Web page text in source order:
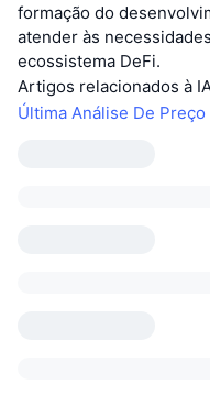
formação do
atender às
ecossistema DeFi.
Artigos relacionados à
Última Análise De